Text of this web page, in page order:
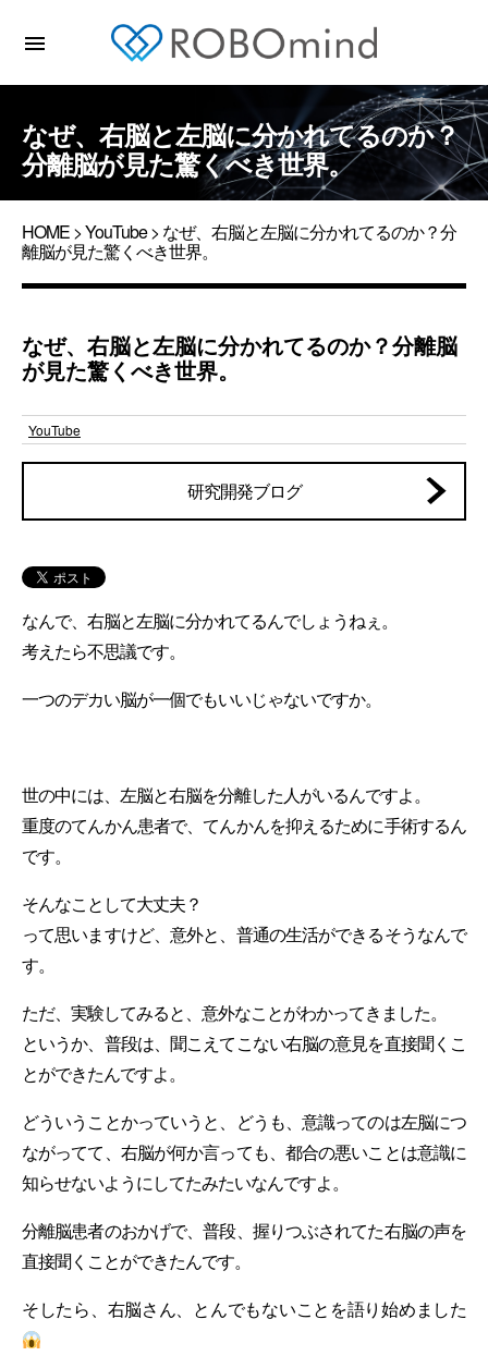
menu
なぜ、右脳と左脳に分かれてるのか？
分離脳が見た驚くべき世界。
HOME>YouTube> なぜ、右脳と左脳に分かれてるのか？分
離脳が見た驚くべき世界。
なぜ、右脳と左脳に分かれてるのか？分離脳
が見た驚くべき世界。
YouTube
研究開発ブログ
なんで、右脳と左脳に分かれてるんでしょうねぇ。
考えたら不思議です。
一つのデカい脳が一個でもいいじゃないですか。
世の中には、左脳と右脳を分離した人がいるんですよ。
重度のてんかん患者で、てんかんを抑えるために手術するん
です。
そんなことして大丈夫？
って思いますけど、意外と、普通の生活ができるそうなんで
す。
ただ、実験してみると、意外なことがわかってきました。
というか、普段は、聞こえてこない右脳の意見を直接聞くこ
とができたんですよ。
どういうことかっていうと、どうも、意識ってのは左脳につ
ながってて、右脳が何か言っても、都合の悪いことは意識に
知らせないようにしてたみたいなんですよ。
分離脳患者のおかげで、普段、握りつぶされてた右脳の声を
直接聞くことができたんです。
そしたら、右脳さん、とんでもないことを語り始めました